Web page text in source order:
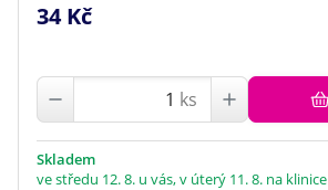
34 Kč
ks
Skladem
ve středu 12. 8. u vás, v úterý 11. 8. na klinice